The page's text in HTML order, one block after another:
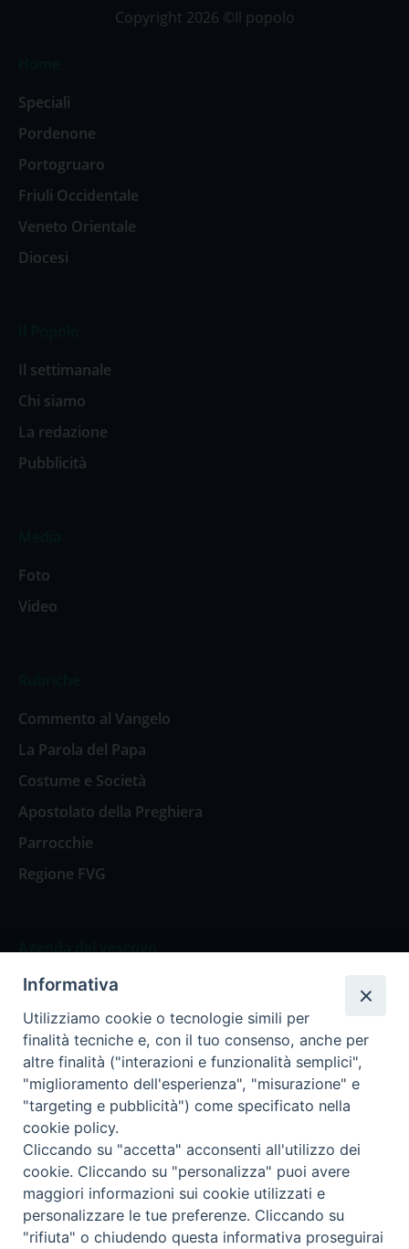
Copyright 2026 ©Il popolo
Speciali
Pordenone
Portogruaro
Friuli Occidentale
Veneto Orientale
Diocesi
Il settimanale
Chi siamo
La redazione
Pubblicità
Foto
Video
Commento al Vangelo
La Parola del Papa
Costume e Società
Apostolato della Preghiera
Parrocchie
Regione FVG
Agenda del vescovo
Agenda del vescovo
Privacy Policy Trasparenza
Termini e Condizioni
Informativa per il trattamento dei dati personali
Informativa
Utilizziamo cookie o tecnologie simili per
finalità tecniche e, con il tuo consenso, anche per
altre finalità ("interazioni e funzionalità semplici",
"miglioramento dell'esperienza", "misurazione" e
"targeting e pubblicità") come specificato nella
cookie policy.
Cliccando su "accetta" acconsenti all'utilizzo dei
cookie. Cliccando su "personalizza" puoi avere
maggiori informazioni sui cookie utilizzati e
personalizzare le tue preferenze. Cliccando su
"rifiuta" o chiudendo questa informativa proseguirai